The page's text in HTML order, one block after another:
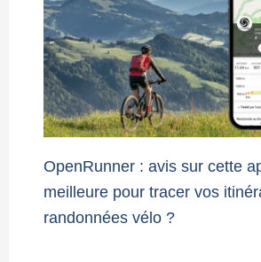
OpenRunner : avis sur cette
meilleure pour tracer vos
randonnées vélo ?